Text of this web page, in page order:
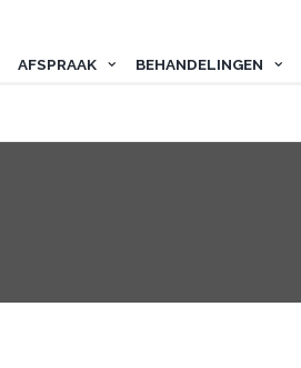
AFSPRAAK BEHANDELINGEN